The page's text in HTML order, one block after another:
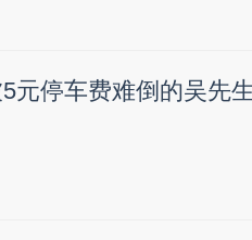
元停车费难倒的吴先